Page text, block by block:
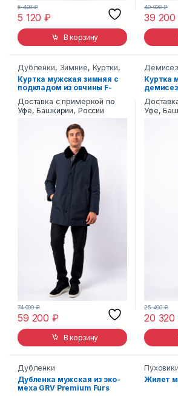
5 120₽
6 400₽
В корзину
39
49 000₽
Дубленки, Зимние, Куртки,
Пуховики
Куртка мужская зимняя с
подкладом из овчины F-
Доставка с примеркой по
Уфе, Башкирии, России
59 200₽
74 000₽
В корзину
Куртка
Уфе,
20 320
25 400₽
Дубленки
Дубленка мужская из эко-
меха GRV Premium Furs
Пуховики
Жилет